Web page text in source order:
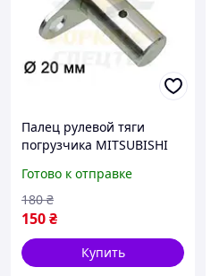
Палец рулевой тяги
погрузчика MITSUBISHI
30/35AN № 91E4300700,
91E43-00700
Готово к отправке
150₴
180 ₴
Купить